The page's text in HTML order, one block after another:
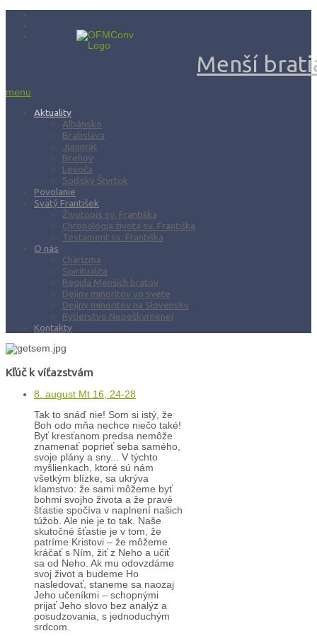
Menší
menu
Aktuality
Albánsko
Bratislava
Juniorát
Brehov
Levoča
Spišský Štvrtok
Povolanie
Svätý František
Životopis sv. Františka
Chronológia života sv. Františka
Testament sv. Františka
O nás
Charizma
Spiritualita
Regula Menších bratov
Dejiny minoritov vo svete
Dejiny minoritov na Slovensku
Rytierstvo Nepoškvrnenej
Kontakty
Kľúč k víťazstvám
8. august Mt 16, 24-28
Tak to snáď nie! Som si istý, že
Boh odo mňa nechce niečo také!
Byť kresťanom predsa nemôže
znamenať poprieť seba samého,
svoje plány a sny... V týchto
myšlienkach, ktoré sú nám
všetkým blízke, sa ukrýva
klamstvo: že sami môžeme byť
bohmi svojho života a že pravé
šťastie spočíva v naplnení našich
túžob. Ale nie je to tak. Naše
skutočné šťastie je v tom, že
patríme Kristovi – že môžeme
kráčať s Ním, žiť z Neho a učiť
sa od Neho. Ak mu odovzdáme
svoj život a budeme Ho
nasledovať, staneme sa naozaj
Jeho učeníkmi – schopnými
prijať Jeho slovo bez analýz a
posudzovania, s jednoduchým
srdcom.